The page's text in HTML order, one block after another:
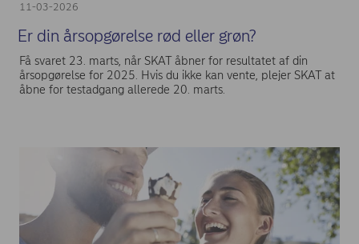
11-03-2026
Er din årsopgørelse rød eller grøn?
Få svaret 23. marts, når SKAT åbner for resultatet af din
årsopgørelse for 2025. Hvis du ikke kan vente, plejer SKAT at
åbne for testadgang allerede 20. marts.